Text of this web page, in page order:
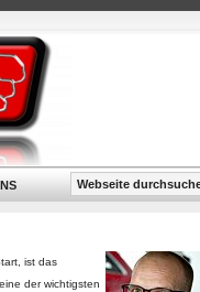
ist das
der wichtigsten